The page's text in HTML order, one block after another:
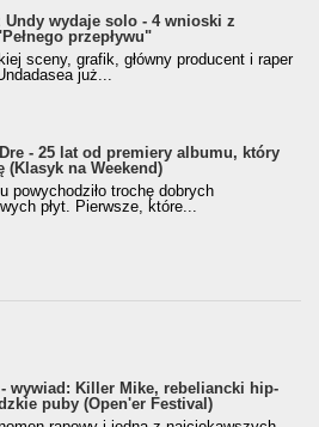
Undy wydaje solo - 4 wnioski z
przepływu"
sceny, grafik, główny producent i raper
już...
- 25 lat od premiery albumu, który
(Klasyk na Weekend)
powychodziło trochę dobrych
płyt. Pierwsze, które...
- wywiad: Killer Mike, rebeliancki hip-
puby (Open'er Festival)